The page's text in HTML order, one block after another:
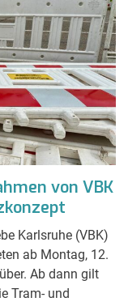
von VBK
Karlsruhe (VBK)
ab Montag, 12.
Ab dann gilt
Tram- und